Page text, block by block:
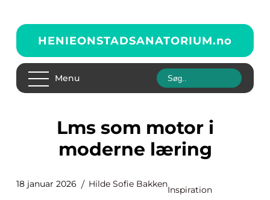
HENIEONSTADSANATORIUM.no
Menu
Lms som motor i
moderne læring
18 januar 2026 Hilde Sofie Bakken
Inspiration